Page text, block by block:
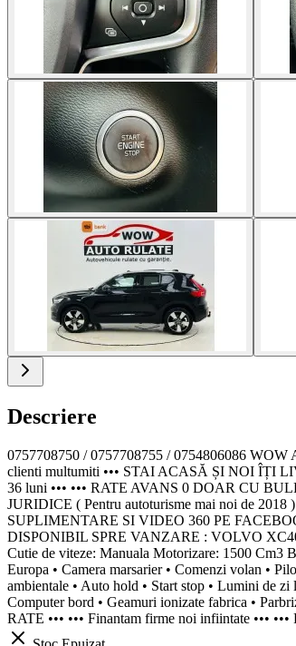
Descriere
0757708750 / 0757708755 / 0754806086
clienti multumiti ••• STAI ACASĂ ȘI NOI ÎȚI
36 luni ••• ••• RATE AVANS 0 DOAR CU
JURIDICE ( Pentru autoturisme mai noi de
SUPLIMENTARE SI VIDEO 360 PE
DISPONIBIL SPRE VANZARE : VOLVO
Cutie de viteze: Manuala Motorizare: 1500 Cm3
Europa • Camera marsarier • Comenzi volan •
ambientale • Auto hold • Start stop • Lumini de
Computer bord • Geamuri ionizate fabrica •
RATE ••• ••• Finantam firme noi infiintate ••• •••